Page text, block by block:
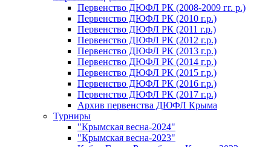
Первенство ДЮФЛ РК (2008-2009 гг. р.)
Первенство ДЮФЛ РК (2010 г.р.)
Первенство ДЮФЛ РК (2011 г.р.)
Первенство ДЮФЛ РК (2012 г.р.)
Первенство ДЮФЛ РК (2013 г.р.)
Первенство ДЮФЛ РК (2014 г.р.)
Первенство ДЮФЛ РК (2015 г.р.)
Первенство ДЮФЛ РК (2016 г.р.)
Первенство ДЮФЛ РК (2017 г.р.)
Архив первенства ДЮФЛ Крыма
Турниры
"Крымская весна-2024"
"Крымская весна-2023"